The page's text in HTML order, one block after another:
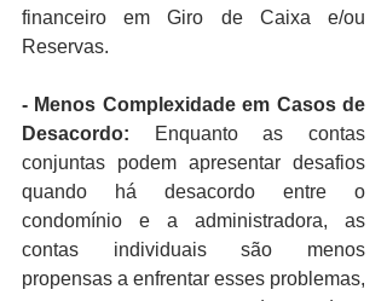
financeiro em Giro de Caixa e/ou
Reservas.
- Menos Complexidade em Casos de
Desacordo:
Enquanto as contas
conjuntas podem apresentar desafios
quando há desacordo entre o
condomínio e a administradora, as
contas individuais são menos
propensas a enfrentar esses problemas,